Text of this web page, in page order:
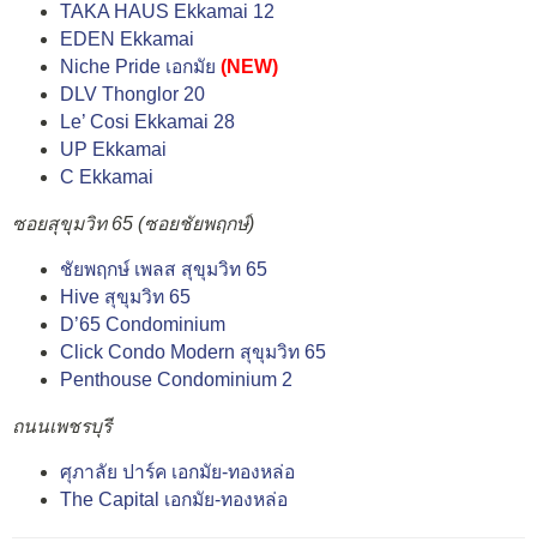
TAKA HAUS Ekkamai 12
EDEN Ekkamai
Niche Pride เอกมัย (NEW)
DLV Thonglor 20
Le’ Cosi Ekkamai 28
UP Ekkamai
C Ekkamai
ซอยสุขุมวิท 65 (ซอยชัยพฤกษ์)
ชัยพฤกษ์ เพลส สุขุมวิท 65
Hive สุขุมวิท 65
D’65 Condominium
Click Condo Modern สุขุมวิท 65
Penthouse Condominium 2
ถนนเพชรบุรี
ศุภาลัย ปาร์ค เอกมัย-ทองหล่อ
The Capital เอกมัย-ทองหล่อ